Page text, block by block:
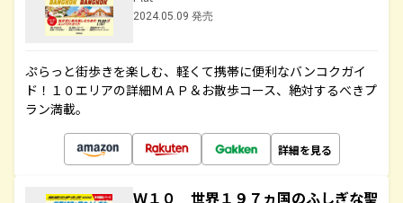
2024.05.09 発売
ぷらっと街歩きを楽しむ、軽くて携帯に便利なバンコクガイ
ド！１０エリアの詳細ＭＡＰ＆お散歩コース、絶対するべきプ
ラン満載。
詳細を見る
Ｗ１０ 世界１９７ヵ国のふしぎな聖